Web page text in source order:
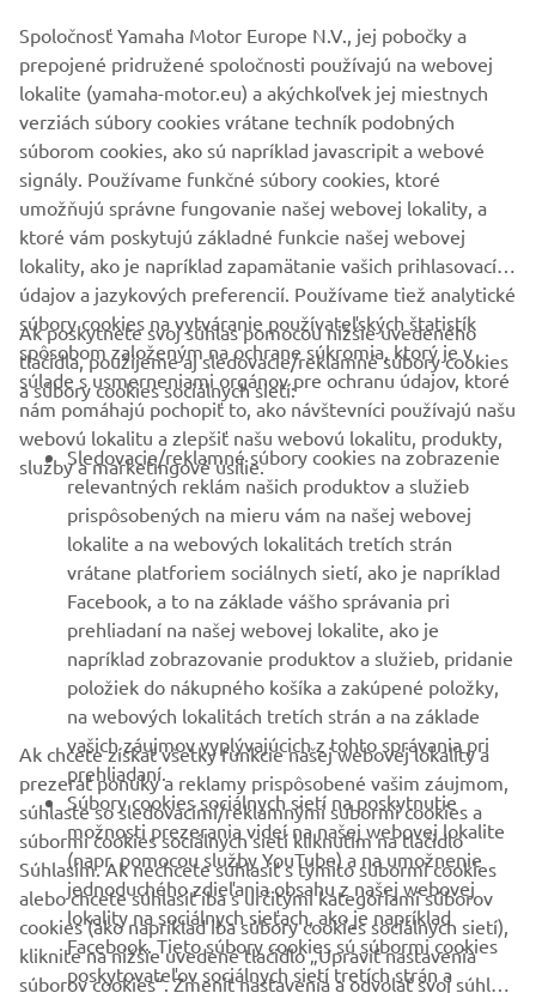
bez výslovného písomného súhlasu spoločnosti Yamaha
Motor Europe N.V. a/alebo spoločnosti Yamaha Motor Co.,
Ltd.
Vždy jazdite bezpečne a dodržiavajte všetky miestne
predpisy o cestnej premávke.
FIREMNÉ STRÁNKY
B2B
VIAC YAMAHA
PODPORA
BULLETIN
Získajte medzi prvými informácie o najnovších ponukách,
špeciálnych akciách, nových verziách a mnoho ďalšieho
PRIHLÁSIŤ SA NA ODBER
Prečítajte si naše Zásady ochrany osobných údajov, aby ste sa
dozvedeli, ako spracovávame vaše osobné údaje:Ochrana
Osobných Údajov
Spoločnosť Yamaha Motor Europe N.V., jej pobočky a
prepojené pridružené spoločnosti používajú na webovej
lokalite (yamaha-motor.eu) a akýchkoľvek jej miestnych
verziách súbory cookies vrátane techník podobných
súborom cookies, ako sú napríklad javascripit a webové
signály. Používame funkčné súbory cookies, ktoré
umožňujú správne fungovanie našej webovej lokality, a
ktoré vám poskytujú základné funkcie našej webovej
lokality, ako je napríklad zapamätanie vašich prihlasovacích
údajov a jazykových preferencií. Používame tiež analytické
súbory cookies na vytváranie používateľských štatistík
spôsobom založeným na ochrane súkromia, ktorý je v
súlade s usmerneniami orgánov pre ochranu údajov, ktoré
nám pomáhajú pochopiť to, ako návštevníci používajú našu
webovú lokalitu a zlepšiť našu webovú lokalitu, produkty,
služby a marketingové úsilie.
Ak poskytnete svoj súhlas pomocou nižšie uvedeného
tlačidla, použijeme aj sledovacie/reklamné súbory cookies
a súbory cookies sociálnych sietí:
Sledovacie/reklamné súbory cookies na zobrazenie
relevantných reklám našich produktov a služieb
prispôsobených na mieru vám na našej webovej
lokalite a na webových lokalitách tretích strán
vrátane platforiem sociálnych sietí, ako je napríklad
Facebook, a to na základe vášho správania pri
prehliadaní na našej webovej lokalite, ako je
napríklad zobrazovanie produktov a služieb, pridanie
položiek do nákupného košíka a zakúpené položky,
na webových lokalitách tretích strán a na základe
vašich záujmov vyplývajúcich z tohto správania pri
prehliadaní.
Súbory cookies sociálnych sietí na poskytnutie
možnosti prezerania videí na našej webovej lokalite
(napr. pomocou služby YouTube) a na umožnenie
jednoduchého zdieľania obsahu z našej webovej
lokality na sociálnych sieťach, ako je napríklad
Facebook. Tieto súbory cookies sú súbormi cookies
poskytovateľov sociálnych sietí tretích strán a
Ak chcete získať všetky funkcie našej webovej lokality a
prezerať ponuky a reklamy prispôsobené vašim záujmom,
súhlaste so sledovacími/reklamnými súbormi cookies a
súbormi cookies sociálnych sietí kliknutím na tlačidlo
Súhlasím. Ak nechcete súhlasiť s týmito súbormi cookies
alebo chcete súhlasiť iba s určitými kategóriami súborov
cookies (ako napríklad iba súbory cookies sociálnych sietí),
kliknite na nižšie uvedené tlačidlo „Upraviť nastavenia
súborov cookies“. Zmeniť nastavenia a odvolať svoj súhlas